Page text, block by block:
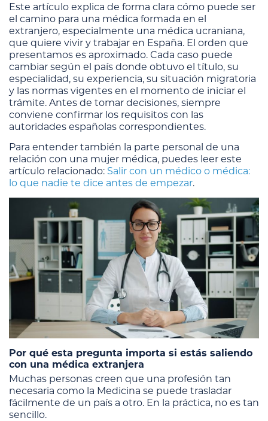
Este artículo explica de forma clara cómo puede ser
el camino para una médica formada en el
extranjero, especialmente una médica ucraniana,
que quiere vivir y trabajar en España. El orden que
presentamos es aproximado. Cada caso puede
cambiar según el país donde obtuvo el título, su
especialidad, su experiencia, su situación migratoria
y las normas vigentes en el momento de iniciar el
trámite. Antes de tomar decisiones, siempre
conviene confirmar los requisitos con las
autoridades españolas correspondientes.
Para entender también la parte personal de una
relación con una mujer médica, puedes leer este
artículo relacionado: Salir con un médico o médica:
lo que nadie te dice antes de empezar.
Por qué esta pregunta importa si estás saliendo
con una médica extranjera
Muchas personas creen que una profesión tan
necesaria como la Medicina se puede trasladar
fácilmente de un país a otro. En la práctica, no es tan
sencillo.